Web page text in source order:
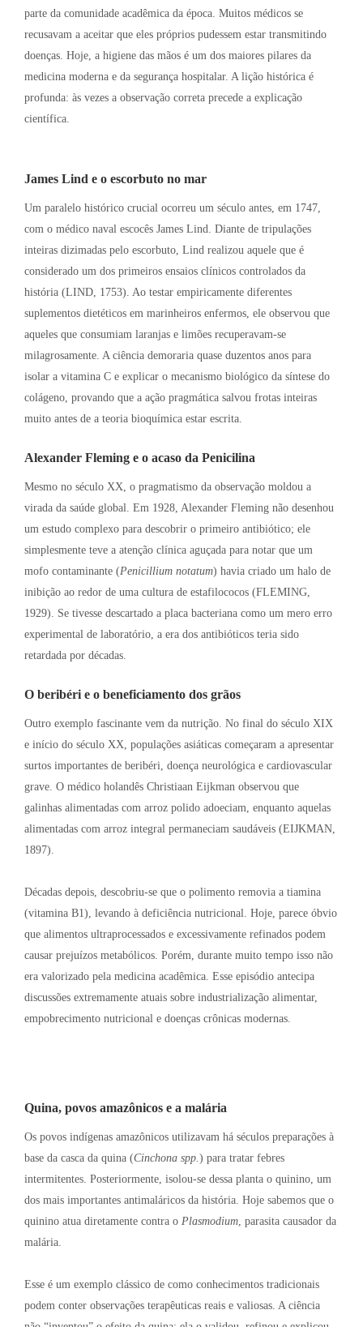
parte da comunidade acadêmica da época. Muitos médicos se
recusavam a aceitar que eles próprios pudessem estar transmitindo
doenças. Hoje, a higiene das mãos é um dos maiores pilares da
medicina moderna e da segurança hospitalar. A lição histórica é
profunda: às vezes a observação correta precede a explicação
científica.
James Lind e o escorbuto no mar
Um paralelo histórico crucial ocorreu um século antes, em 1747,
com o médico naval escocês James Lind. Diante de tripulações
inteiras dizimadas pelo escorbuto, Lind realizou aquele que é
considerado um dos primeiros ensaios clínicos controlados da
história (LIND, 1753). Ao testar empiricamente diferentes
suplementos dietéticos em marinheiros enfermos, ele observou que
aqueles que consumiam laranjas e limões recuperavam-se
milagrosamente. A ciência demoraria quase duzentos anos para
isolar a vitamina C e explicar o mecanismo biológico da síntese do
colágeno, provando que a ação pragmática salvou frotas inteiras
muito antes de a teoria bioquímica estar escrita.
Alexander Fleming e o acaso da Penicilina
Mesmo no século XX, o pragmatismo da observação moldou a
virada da saúde global. Em 1928, Alexander Fleming não desenhou
um estudo complexo para descobrir o primeiro antibiótico; ele
simplesmente teve a atenção clínica aguçada para notar que um
mofo contaminante (Penicillium notatum) havia criado um halo de
inibição ao redor de uma cultura de estafilococos (FLEMING,
1929). Se tivesse descartado a placa bacteriana como um mero erro
experimental de laboratório, a era dos antibióticos teria sido
retardada por décadas.
O beribéri e o beneficiamento dos grãos
Outro exemplo fascinante vem da nutrição. No final do século XIX
e início do século XX, populações asiáticas começaram a apresentar
surtos importantes de beribéri, doença neurológica e cardiovascular
grave. O médico holandês Christiaan Eijkman observou que
galinhas alimentadas com arroz polido adoeciam, enquanto aquelas
alimentadas com arroz integral permaneciam saudáveis (EIJKMAN,
1897).
Décadas depois, descobriu-se que o polimento removia a tiamina
(vitamina B1), levando à deficiência nutricional. Hoje, parece óbvio
que alimentos ultraprocessados e excessivamente refinados podem
causar prejuízos metabólicos. Porém, durante muito tempo isso não
era valorizado pela medicina acadêmica. Esse episódio antecipa
discussões extremamente atuais sobre industrialização alimentar,
empobrecimento nutricional e doenças crônicas modernas.
Quina, povos amazônicos e a malária
Os povos indígenas amazônicos utilizavam há séculos preparações à
base da casca da quina (Cinchona spp.) para tratar febres
intermitentes. Posteriormente, isolou-se dessa planta o quinino, um
dos mais importantes antimaláricos da história. Hoje sabemos que o
quinino atua diretamente contra o Plasmodium, parasita causador da
malária.
Esse é um exemplo clássico de como conhecimentos tradicionais
podem conter observações terapêuticas reais e valiosas. A ciência